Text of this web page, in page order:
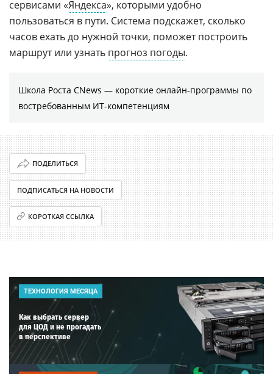
сервисами «Яндекса», которыми удобно
пользоваться в пути. Система подскажет, сколько
часов ехать до нужной точки, поможет построить
маршрут или узнать прогноз погоды.
Школа Роста CNews — короткие онлайн-программы по
востребованным ИТ-компетенциям
ПОДЕЛИТЬСЯ
ПОДПИСАТЬСЯ НА НОВОСТИ
КОРОТКАЯ ССЫЛКА
ТЕХНОЛОГИЯ МЕСЯЦА
Как выбрать сервер
для ЦОД и не прогадать
в перспективе